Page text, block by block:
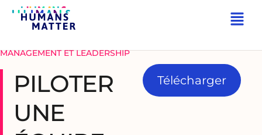
RETOUR
Télécharger
MANAGEMENT ET LEADERSHIP
PILOTER
UNE